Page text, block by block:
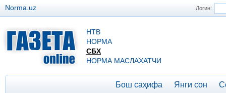
Логин:
Norma.uz
НТВ
НОРМА
СБХ
НОРМА МАСЛАХАТЧИ
Бош саҳифа Янги сон